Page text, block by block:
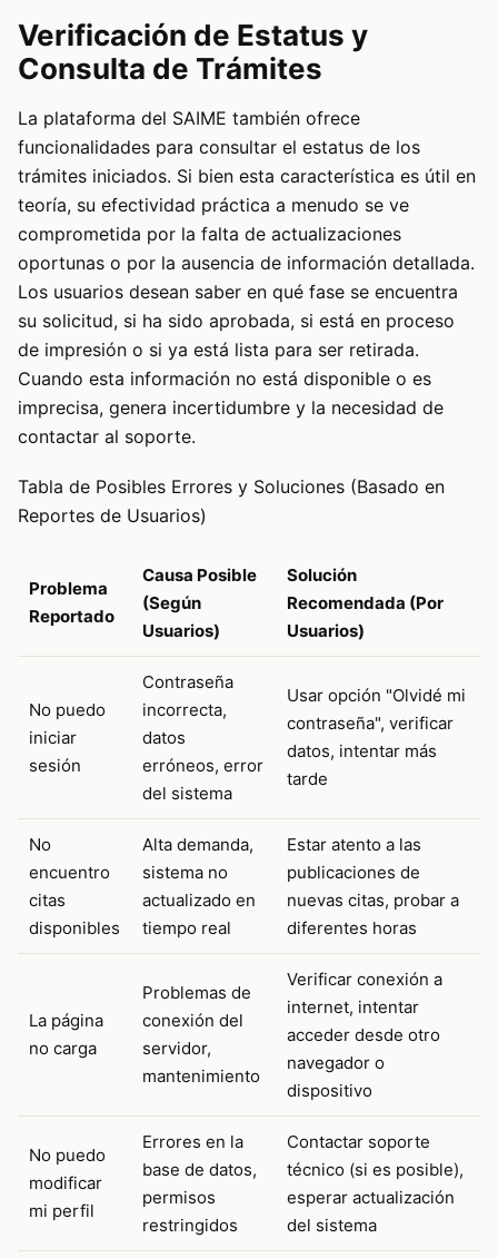
Verificación de Estatus y
Consulta de Trámites
La plataforma del SAIME también ofrece
funcionalidades para consultar el estatus de los
trámites iniciados. Si bien esta característica es útil en
teoría, su efectividad práctica a menudo se ve
comprometida por la falta de actualizaciones
oportunas o por la ausencia de información detallada.
Los usuarios desean saber en qué fase se encuentra
su solicitud, si ha sido aprobada, si está en proceso
de impresión o si ya está lista para ser retirada.
Cuando esta información no está disponible o es
imprecisa, genera incertidumbre y la necesidad de
contactar al soporte.
Tabla de Posibles Errores y Soluciones (Basado en
Reportes de Usuarios)
Problema
Reportado
Causa Posible
(Según
Usuarios)
Solución
Recomendada (Por
Usuarios)
No puedo
iniciar
sesión
Contraseña
incorrecta,
datos
erróneos, error
del sistema
Usar opción "Olvidé mi
contraseña", verificar
datos, intentar más
tarde
No
encuentro
citas
disponibles
Alta demanda,
sistema no
actualizado en
tiempo real
Estar atento a las
publicaciones de
nuevas citas, probar a
diferentes horas
La página
no carga
Problemas de
conexión del
servidor,
mantenimiento
Verificar conexión a
internet, intentar
acceder desde otro
navegador o
dispositivo
No puedo
modificar
mi perfil
Errores en la
base de datos,
permisos
restringidos
Contactar soporte
técnico (si es posible),
esperar actualización
del sistema